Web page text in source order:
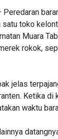
toko
Muara
rokok,
jelas
Ketika
waktu